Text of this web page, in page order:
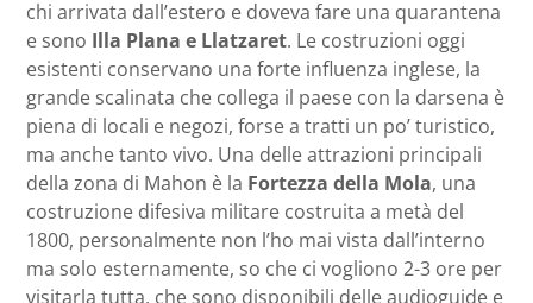
chi arrivata dall’estero e doveva fare una quarantena
e sono Illa Plana e Llatzaret. Le costruzioni oggi
esistenti conservano una forte influenza inglese, la
grande scalinata che collega il paese con la darsena è
piena di locali e negozi, forse a tratti un po’ turistico,
ma anche tanto vivo. Una delle attrazioni principali
della zona di Mahon è la Fortezza della Mola, una
costruzione difesiva militare costruita a metà del
1800, personalmente non l’ho mai vista dall’interno
ma solo esternamente, so che ci vogliono 2-3 ore per
visitarla tutta, che sono disponibili delle audioguide e